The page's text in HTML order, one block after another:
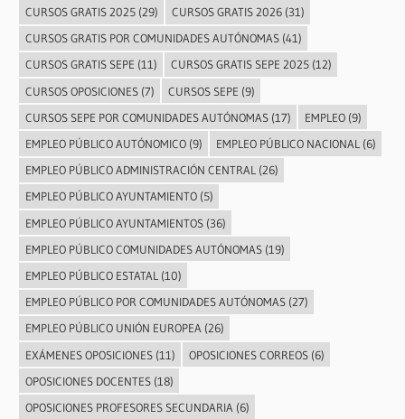
CURSOS GRATIS 2025(29) CURSOS GRATIS 2026(31)
CURSOS GRATIS POR COMUNIDADES AUTÓNOMAS(41)
CURSOS GRATIS SEPE (11) CURSOS GRATIS SEPE 2025(12)
CURSOS OPOSICIONES(7) CURSOS SEPE (9)
CURSOS SEPE POR COMUNIDADES AUTÓNOMAS(17) EMPLEO(9)
EMPLEO PÚBLICO AUTÓNOMICO(9) EMPLEO PÚBLICO NACIONAL (6)
EMPLEO PÚBLICO ADMINISTRACIÓN CENTRAL(26)
EMPLEO PÚBLICO AYUNTAMIENTO(5)
EMPLEO PÚBLICO AYUNTAMIENTOS(36)
EMPLEO PÚBLICO COMUNIDADES AUTÓNOMAS(19)
EMPLEO PÚBLICO ESTATAL (10)
EMPLEO PÚBLICO POR COMUNIDADES AUTÓNOMAS(27)
EMPLEO PÚBLICO UNIÓN EUROPEA(26)
EXÁMENES OPOSICIONES(11) OPOSICIONES CORREOS(6)
OPOSICIONES DOCENTES(18)
OPOSICIONES PROFESORES SECUNDARIA (6)